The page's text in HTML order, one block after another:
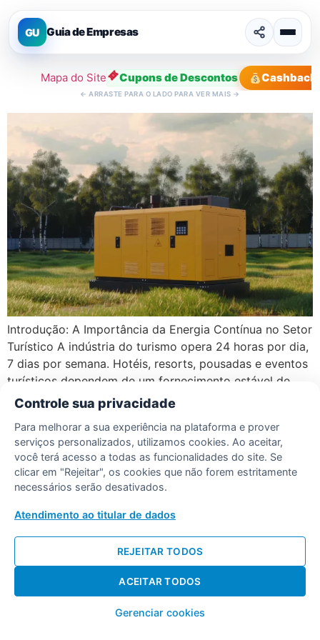
GU Guia de Empresas
Mapa do Site Cupons de Descontos Cashback
← ARRASTE PARA O LADO PARA VER MAIS →
Introdução: A Importância da Energia Contínua no Setor
Turístico A indústria do turismo opera 24 horas por dia,
7 dias por semana. Hotéis, resorts, pousadas e eventos
turísticos dependem de um fornecimento estável de
energia para manter seus serviços essenciais em
funcionamento. Uma simples queda de energia pode
resultar em: Hóspedes insatisfeitos Alimentos
estragados Sistemas […]
Controle sua privacidade
Para melhorar a sua experiência na plataforma e prover
serviços personalizados, utilizamos cookies. Ao aceitar,
você terá acesso a todas as funcionalidades do site. Se
clicar em "Rejeitar", os cookies que não forem estritamente
necessários serão desativados.
Atendimento ao titular de dados
Gerenciar cookies
REJEITAR TODOS
ACEITAR TODOS